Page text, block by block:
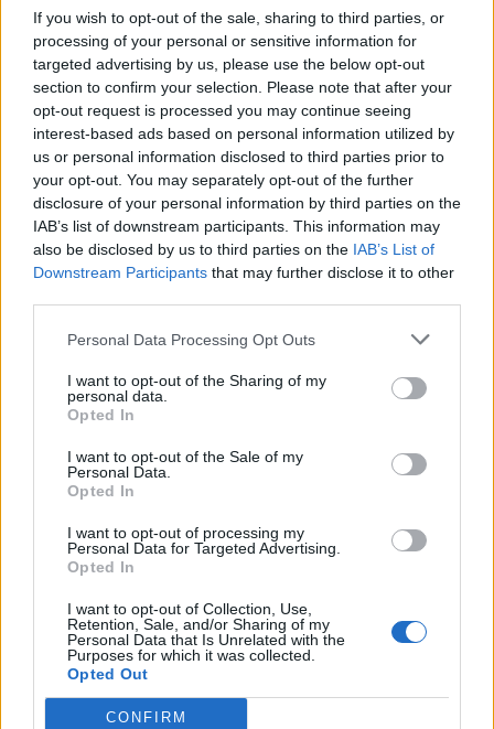
If you wish to opt-out of the sale, sharing to third parties, or
processing of your personal or sensitive information for
targeted advertising by us, please use the below opt-out
section to confirm your selection. Please note that after your
opt-out request is processed you may continue seeing
interest-based ads based on personal information utilized by
us or personal information disclosed to third parties prior to
your opt-out. You may separately opt-out of the further
disclosure of your personal information by third parties on the
IAB’s list of downstream participants. This information may
also be disclosed by us to third parties on the IAB’s List of
Downstream Participants that may further disclose it to other
Personal Data Processing Opt Outs
I want to opt-out of the Sharing of my
personal data.
Opted In
I want to opt-out of the Sale of my
Personal Data.
Opted In
I want to opt-out of processing my
Personal Data for Targeted Advertising.
Opted In
I want to opt-out of Collection, Use,
Retention, Sale, and/or Sharing of my
Personal Data that Is Unrelated with the
Purposes for which it was collected.
Opted Out
CONFIRM
Puttelitens projekt Audi S2 Avant. Back
to basic. + garagefix.
900 svar
Senaste inlägget avPutteliten fredag 22:10iProjekt
Volkswagen Golf MK4 v6 4motion OEM++
med JDM inspiration.
Senaste inlägget avStol3n_Identity fredag 10:06i Projekt
Manta b som ska räddas (kaross eller
delar sökes)
122 svar
Senaste inlägget avTyfors torsdag 23:25iProjekt
Huggern goes big block with 427 ZL-1! 551 svar
Senaste inlägget avhugger69 torsdag 23:01iProjekt
Camaro som bruksbil?!
Senaste inlägget av Ev_volvo142 torsdag 22:10 Projekt
Volkswagen split bus t1 1962
Senaste inlägget av Dr_snuggels torsdag 21:09
Golf Mk2 16v Turbo
Nyaste forumtrådarna
Senaste inlägget avMossan1 för 11 timmar sedaniGenerell
felsökning
BMW 523i Touring E61, 2007. Hjulhuset
lägre på höger sida.